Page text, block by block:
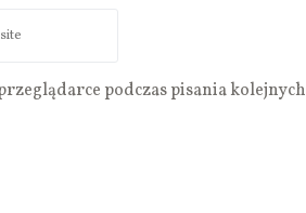
podczas pisania kolejnych